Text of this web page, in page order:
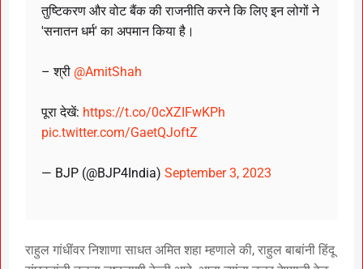
तुष्टिकरण और वोट बैंक की राजनीति करने कि लिए इन लोगों ने
'सनातन धर्म' का अपमान किया है।
– श्री @AmitShah
पूरा देखें: https://t.co/0cXZIFwKPh
pic.twitter.com/GaetQJoftZ
— BJP (@BJP4India) September 3, 2023
राहुल गांधींवर निशाणा साधत अमित शहा म्हणाले की, राहुल बाबांनी हिंदू